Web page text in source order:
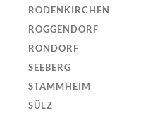
RODENKIRCHEN
ROGGENDORF
RONDORF
SEEBERG
STAMMHEIM
SÜLZ